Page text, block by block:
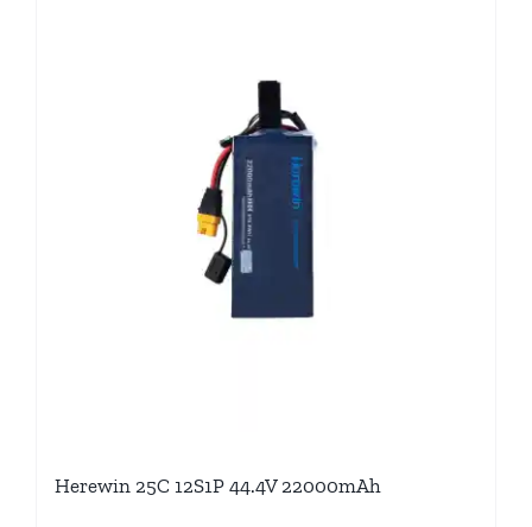
Herewin 25C 12S1P 44.4V 22000mAh